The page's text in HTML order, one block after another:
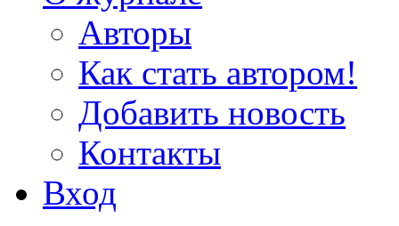
Авторы
Как стать автором!
Добавить новость
Контакты
Вход